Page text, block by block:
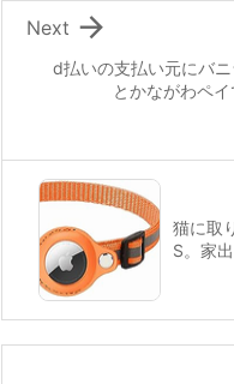
d払いの支払い元にバ
とかながわペ

Next
猫に取
S。家